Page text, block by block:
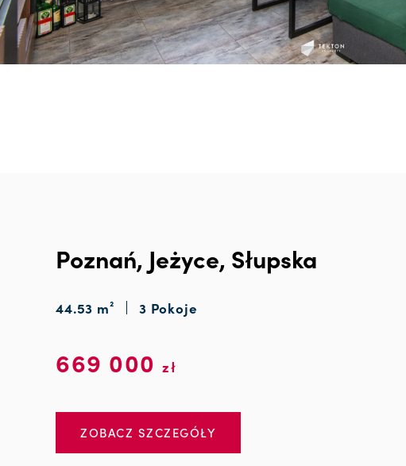
Poznań, Jeżyce, Słupska
44.53 m² 3 Pokoje
669 000 zł
ZOBACZ SZCZEGÓŁY